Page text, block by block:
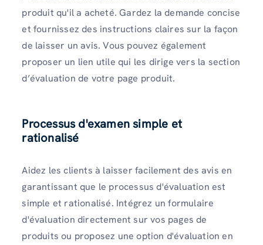
produit qu'il a acheté. Gardez la demande concise
et fournissez des instructions claires sur la façon
de laisser un avis. Vous pouvez également
proposer un lien utile qui les dirige vers la section
d’évaluation de votre page produit.
Processus d'examen simple et
rationalisé
Aidez les clients à laisser facilement des avis en
garantissant que le processus d'évaluation est
simple et rationalisé. Intégrez un formulaire
d'évaluation directement sur vos pages de
produits ou proposez une option d'évaluation en